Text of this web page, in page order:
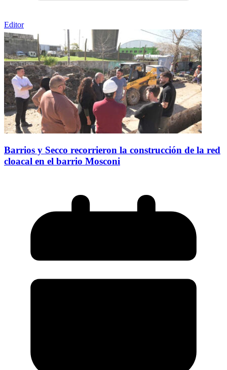
Editor
Barrios y Secco recorrieron la construcción de la red
cloacal en el barrio Mosconi